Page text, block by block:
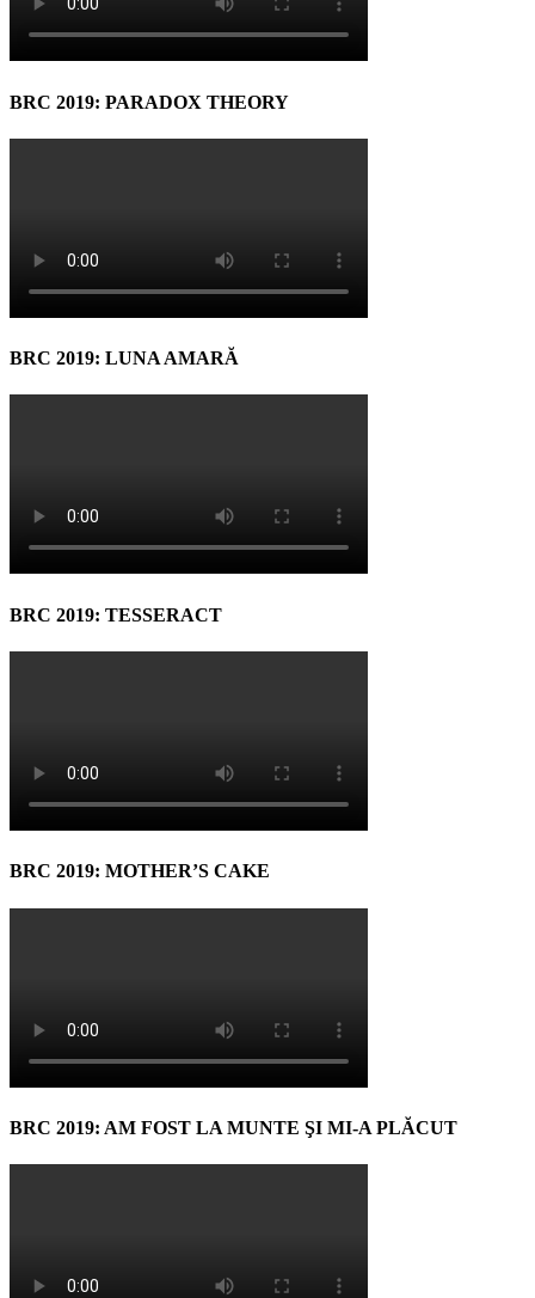
BRC 2019: PARADOX THEORY
BRC 2019: LUNA AMARĂ
BRC 2019: TESSERACT
BRC 2019: MOTHER’S CAKE
BRC 2019: AM FOST LA MUNTE ŞI MI-A PLĂCUT